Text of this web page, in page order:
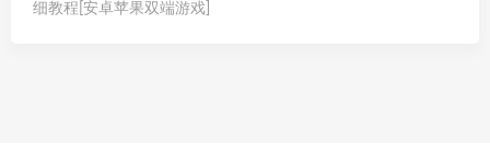
细教程[安卓苹果双端游戏]